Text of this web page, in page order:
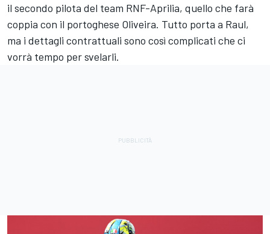
il secondo pilota del team RNF-Aprilia, quello che farà
coppia con il portoghese Oliveira. Tutto porta a Raul,
ma i dettagli contrattuali sono così complicati che ci
vorrà tempo per svelarli.